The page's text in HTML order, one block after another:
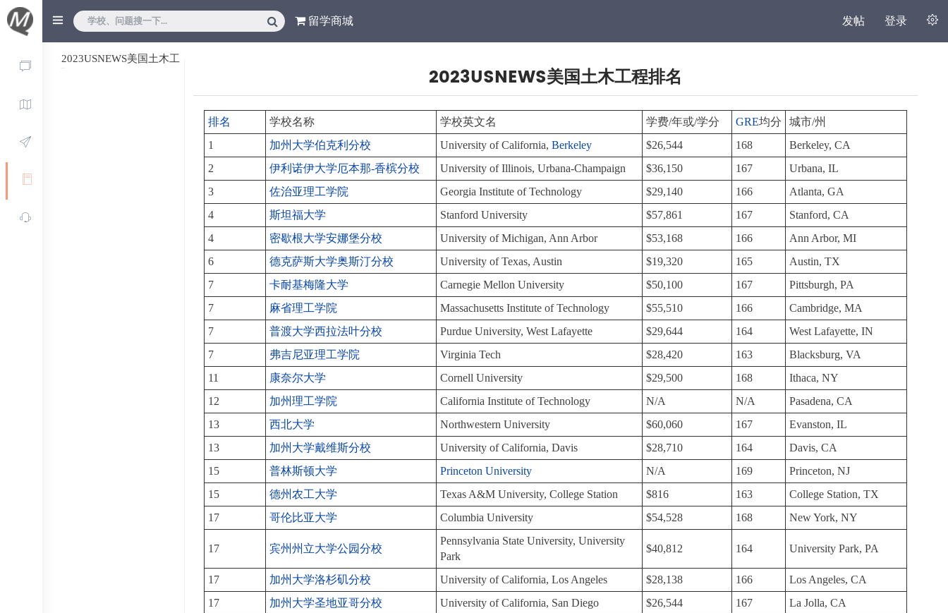
留学商城 发帖 登录
2023USNEWS美国土木工
2023USNEWS美国土木工程排名
排名 学校名称 学校英文名 学费/年或/学分 GRE均分
城市/州
1
加州大学伯克利分校 University of California,Berkeley $26,544 168
Berkeley, CA
2
伊利诺伊大学厄本那-香槟分校 University of Illinois, Urbana-Champaign $36,150 167
Urbana, IL
3
佐治亚理工学院 Georgia Institute of Technology $29,140 166
Atlanta, GA
4
斯坦福大学 Stanford University $57,861 167
Stanford, CA
4
密歇根大学安娜堡分校 University of Michigan, Ann Arbor $53,168 166
Ann Arbor, MI
6
德克萨斯大学奥斯汀分校 University of Texas, Austin $19,320 165
Austin, TX
7
卡耐基梅隆大学 Carnegie Mellon University $50,100 167
Pittsburgh, PA
7
麻省理工学院 Massachusetts Institute of Technology $55,510 166
Cambridge, MA
7
普渡大学西拉法叶分校 Purdue University, West Lafayette $29,644 164
West Lafayette, IN
7
弗吉尼亚理工学院 Virginia Tech $28,420 163
Blacksburg, VA
11
康奈尔大学 Cornell University $29,500 168
Ithaca, NY
12
加州理工学院 California Institute of Technology N/A N/A
Pasadena, CA
13
西北大学 Northwestern University $60,060 167
Evanston, IL
13
加州大学戴维斯分校 University of California, Davis $28,710 164
Davis, CA
15
普林斯顿大学 Princeton University N/A 169
Princeton, NJ
15
德州农工大学 Texas A&M University, College Station $816 163
College Station, TX
17
哥伦比亚大学 Columbia University $54,528 168 New York, NY
17 宾州州立大学公园分校
Pennsylvania State University, University
Park
$40,812 164 University Park, PA
17 加州大学洛杉矶分校 University of California, Los Angeles $28,138 166
Los Angeles, CA
17
加州大学圣地亚哥分校 University of California, San Diego $26,544 167
La Jolla, CA